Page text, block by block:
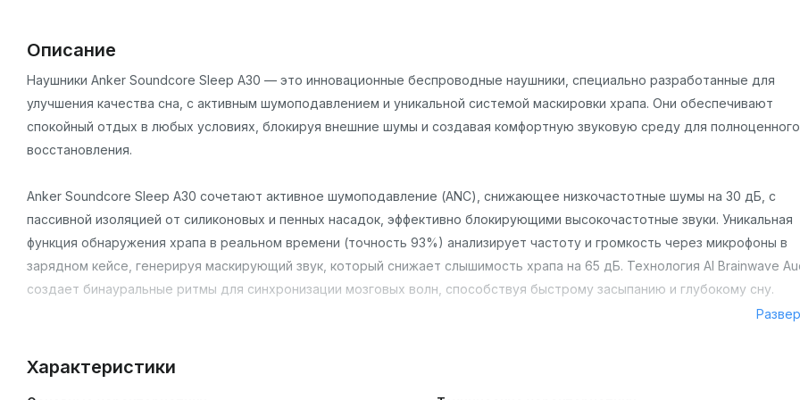
Описание
Наушники Anker Soundcore Sleep A30 — это инновационные беспроводные наушники, специально разработанные для
улучшения качества сна, с активным шумоподавлением и уникальной системой маскировки храпа. Они обеспечивают
спокойный отдых в любых условиях, блокируя внешние шумы и создавая комфортную звуковую среду для полноценного
восстановления.
​Anker Soundcore Sleep A30 сочетают активное шумоподавление (ANC), снижающее низкочастотные шумы на 30 дБ, с
пассивной изоляцией от силиконовых и пенных насадок, эффективно блокирующими высокочастотные звуки. Уникальная
функция обнаружения храпа в реальном времени (точность 93%) анализирует частоту и громкость через микрофоны в
зарядном кейсе, генерируя маскирующий звук, который снижает слышимость храпа на 65 дБ. Технология AI Brainwave
создает бинауральные ритмы для синхронизации мозговых волн, способствуя быстрому засыпанию и глубокому сну.
Наушники имеют ультракомпактную анатомическую форму, минимизирующую давление на ухо в любом положении сна
Характеристики